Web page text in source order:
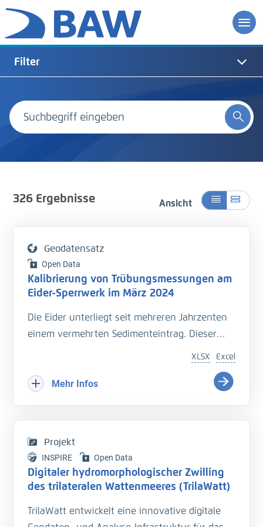
Filter
326Ergebnisse Ansicht
Geodatensatz
Open Data
Kalibrierung von Trübungsmessungen am
Eider-Sperrwerk im März 2024
Die Eider unterliegt seit mehreren Jahrzenten
einem vermehrten Sedimenteintrag. Dieser
Hinterlandes so wie die Schiffbarkeit des
Bundeswasserstraße.
der Entwässerung des Hinterlandes führt. Das
Kooperationsprojekt „Zukunft Eider“ wurde
geschaffen um Vorarbeiten zu leisten, welche
Anpassungen und Erweiterungen der
Excel
XLSX
Mehr Infos
Projekt
INSPIRE Open Data
Digitaler hydromorphologischer Zwilling
des trilateralen Wattenmeeres (TrilaWatt)
TrilaWatt entwickelt eine innovative digitale